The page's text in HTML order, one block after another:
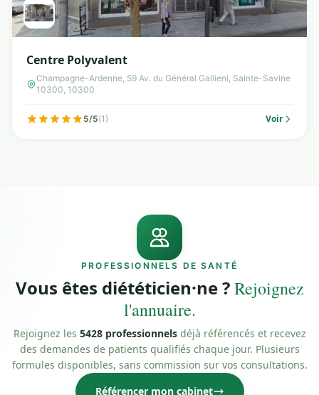
Centre Polyvalent
Champagne-Ardenne, 59 Av. du Général Gallieni, Sainte-Savine
10300, 10300
5/5(1) Voir
PROFESSIONNELS DE SANTÉ
Vous êtes diététicien·ne ?Rejoignez
l'annuaire.
Rejoignez les 5428 professionnelsdéjà référencés et recevez
des demandes de patients qualifiés chaque jour. Plusieurs
formules disponibles, sans commission sur vos consultations.
Référencer mon cabinet